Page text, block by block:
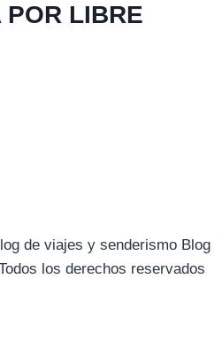
LIBRE
de viajes y senderismo Blog
los derechos reservados